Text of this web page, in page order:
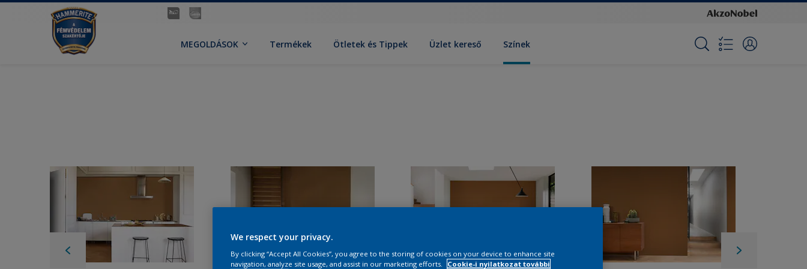
MEGOLDÁSOK Termékek Ötletek és Tippek Üzlet kereső Színek
We respect your privacy.
By clicking “Accept All Cookies”, you agree to the storing of cookies on your device to enhance site
navigation, analyze site usage, and assist in our marketing efforts.
Cookie-i nyilatkozat további